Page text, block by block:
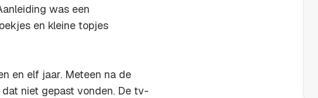
was een
en kleine topjes
en elf jaar. Meteen na de
niet gepast vonden. De tv-